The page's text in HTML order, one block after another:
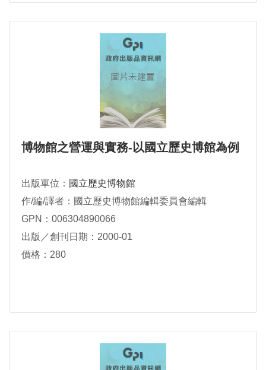
博物館之營運與實務-以國立歷史博館為例
出版單位： 國立歷史博物館
作/編/譯者：國立歷史博物館編輯委員會編輯
GPN：006304890066
出版／創刊日期：2000-01
價格：280